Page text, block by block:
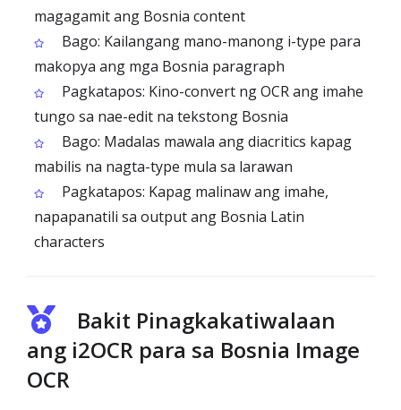
magagamit ang Bosnia content
Bago: Kailangang mano-manong i-type para
makopya ang mga Bosnia paragraph
Pagkatapos: Kino-convert ng OCR ang imahe
tungo sa nae-edit na tekstong Bosnia
Bago: Madalas mawala ang diacritics kapag
mabilis na nagta-type mula sa larawan
Pagkatapos: Kapag malinaw ang imahe,
napapanatili sa output ang Bosnia Latin
characters
Bakit Pinagkakatiwalaan
ang i2OCR para sa Bosnia Image
OCR